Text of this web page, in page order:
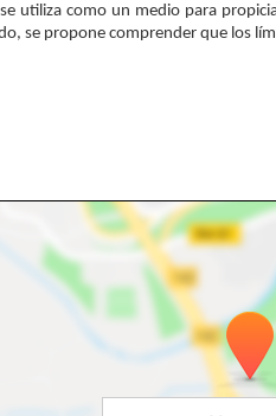
utiliza como un medio para
se propone comprender que los